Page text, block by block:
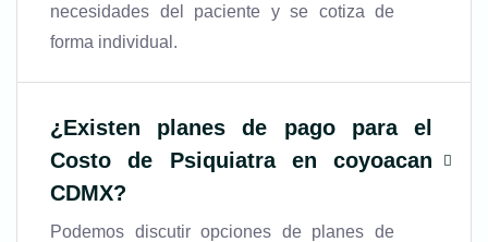
necesidades del paciente y se cotiza de
forma individual.
¿Existen planes de pago para el
Costo de Psiquiatra en coyoacan
CDMX?
Podemos discutir opciones de planes de